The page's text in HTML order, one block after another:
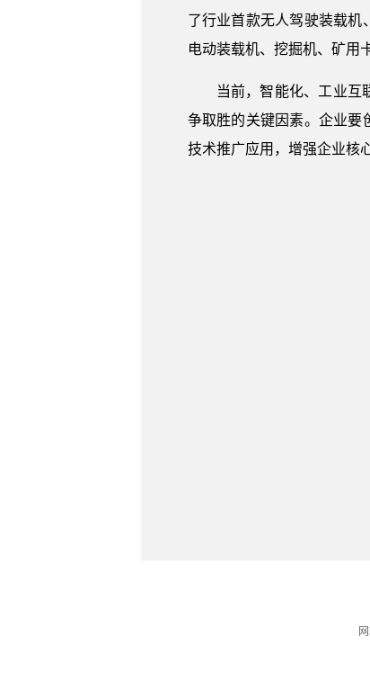
了行业首款无人驾驶装载
电动装载机、挖掘机、矿用
当前，智能化、工业互
争取胜的关键因素。企业要
技术推广应用，增强企业核